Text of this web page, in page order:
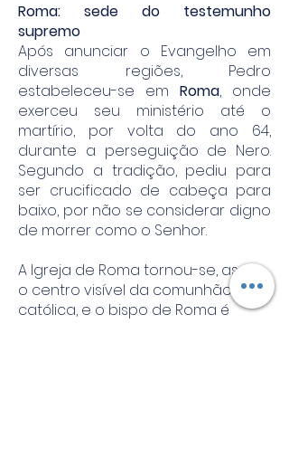
Roma: sede do testemunho
supremo
Após anunciar o Evangelho em
diversas regiões, Pedro
estabeleceu-se em Roma, onde
exerceu seu ministério até o
martírio, por volta do ano 64,
durante a perseguição de Nero.
Segundo a tradição, pediu para
ser crucificado de cabeça para
baixo, por não se considerar digno
de morrer como o Senhor.
A Igreja de Roma tornou-se, assim,
o centro visível da comunhão
católica, e o bispo de Roma é